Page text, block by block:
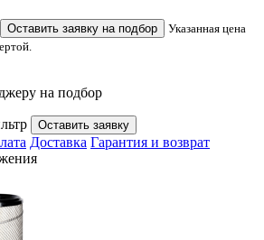
Оставить заявку на подбор
Указанная цена
на подбор
Оставить заявку
Доставка Гарантия и возврат